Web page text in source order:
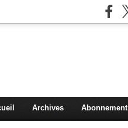
Archives Abonnement